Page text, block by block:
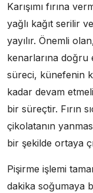
Karışımı fırına
yağlı kağıt serilir
yayılır. Önemli
kenarlarına doğru
süreci, künefenin
kadar devam
bir süreçtir. Fırın
çikolatanın
bir şekilde ortaya
Pişirme işlemi
dakika soğumaya